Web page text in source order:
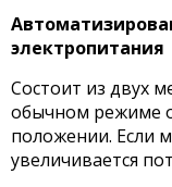
электропитания
Состоит из двух
обычном режиме
положении. Если
увеличивается